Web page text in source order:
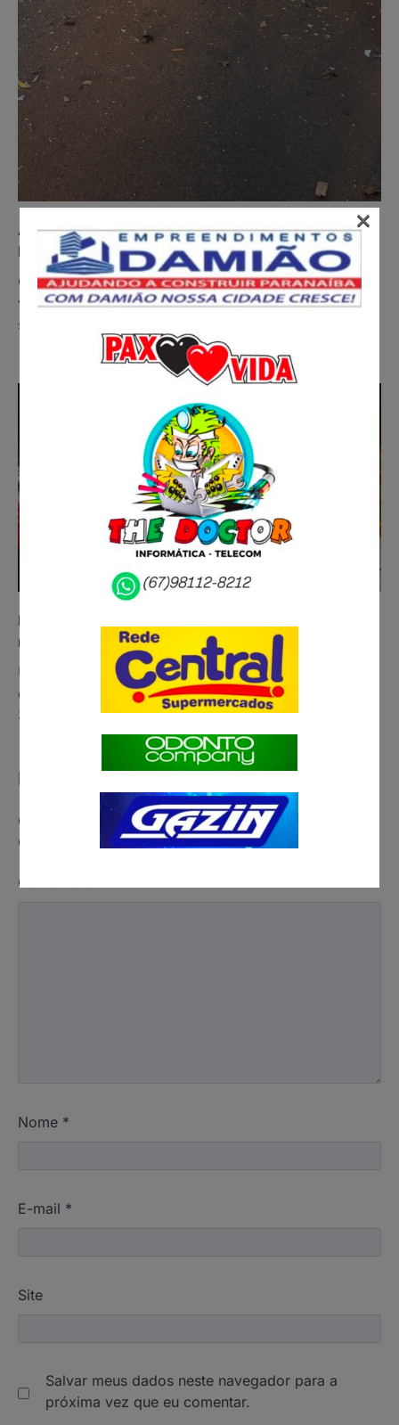
Acidente hoje, domingo,18/01/2026, na MS 497 em
Paranaíba – MS, deixa um óbito
O Paranaíba News conversou com um familiar da
vítima no acidente hoje na MS 497 que veio a falecer,
segundo…
Motorista embriagado causa acidente grave em
rodovia de Três Lagoas e dez ficam feridos
Um grave acidente foi registrado na noite deste
domingo (26) na BR-158, em Três Lagoas, a cerca de
326 quilômetros…
Deixe um comentário
O seu endereço de e-mail não será publicado.
Campos obrigatórios são marcados com
Comentário
Nome *
E-mail *
Site
Salvar meus dados neste navegador para a
próxima vez que eu comentar.
×